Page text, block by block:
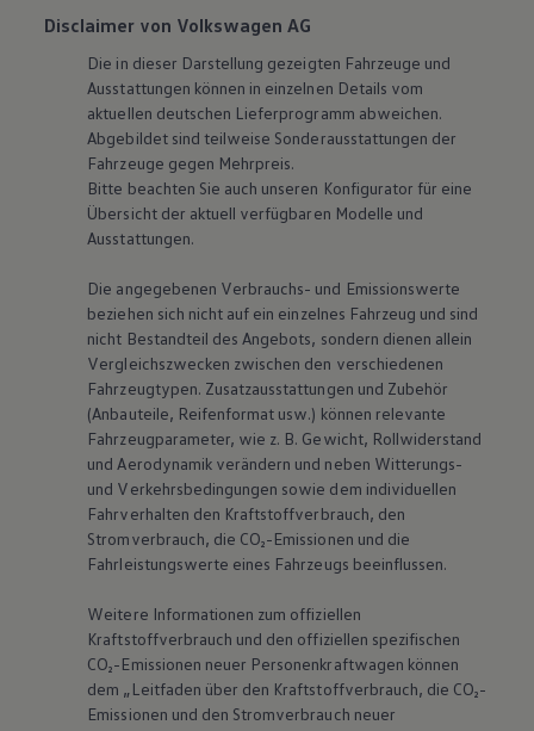
Disclaimer von Volkswagen AG
Die in dieser Darstellung gezeigten Fahrzeuge und
Ausstattungen können in einzelnen Details vom
aktuellen deutschen Lieferprogramm abweichen.
Abgebildet sind teilweise Sonderausstattungen der
Fahrzeuge gegen Mehrpreis.
Bitte beachten Sie auch unseren Konfigurator für eine
Übersicht der aktuell verfügbaren Modelle und
Ausstattungen.
Die angegebenen Verbrauchs- und Emissionswerte
beziehen sich nicht auf ein einzelnes Fahrzeug und sind
nicht Bestandteil des Angebots, sondern dienen allein
Vergleichszwecken zwischen den verschiedenen
Fahrzeugtypen. Zusatzausstattungen und Zubehör
(Anbauteile, Reifenformat usw.) können relevante
Fahrzeugparameter, wie z. B. Gewicht, Rollwiderstand
und Aerodynamik verändern und neben Witterungs-
und Verkehrsbedingungen sowie dem individuellen
Fahrverhalten den Kraftstoffverbrauch, den
Stromverbrauch, die CO₂-Emissionen und die
Fahrleistungswerte eines Fahrzeugs beeinflussen.
Weitere Informationen zum offiziellen
Kraftstoffverbrauch und den offiziellen spezifischen
CO₂-Emissionen neuer Personenkraftwagen können
dem „Leitfaden über den Kraftstoffverbrauch, die CO₂-
Emissionen und den Stromverbrauch neuer